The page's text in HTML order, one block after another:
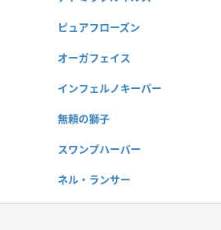
ピュアフローズン
オーガフェイス
インフェルノキーパー
無頼の獅子
スワンプハーバー
ネル・ランサー